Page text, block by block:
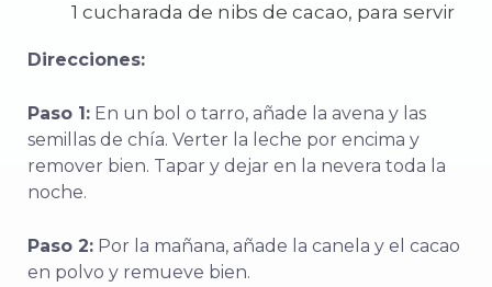
1 cucharada de nibs de cacao, para servir
Direcciones:
Paso 1: En un bol o tarro, añade la avena y las
semillas de chía. Verter la leche por encima y
remover bien. Tapar y dejar en la nevera toda la
noche.
Paso 2: Por la mañana, añade la canela y el cacao
en polvo y remueve bien.